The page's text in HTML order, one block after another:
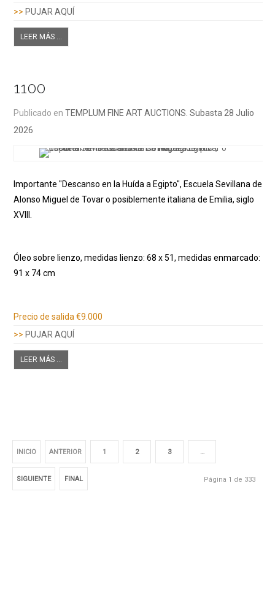
>> PUJAR AQUÍ
LEER MÁS ...
1100
Publicado en TEMPLUM FINE ART AUCTIONS. Subasta 28 Julio
2026
Importante "Descanso en la Huída a Egipto", Escuela Sevillana de
Alonso Miguel de Tovar o posiblemente italiana de Emilia, siglo
XVIII.
Óleo sobre lienzo, medidas lienzo: 68 x 51, medidas enmarcado:
91 x 74 cm
Precio de salida €9.000
>> PUJAR AQUÍ
LEER MÁS ...
INICIO ANTERIOR 1 2 3
SIGUIENTE FINAL Página 1 de 333